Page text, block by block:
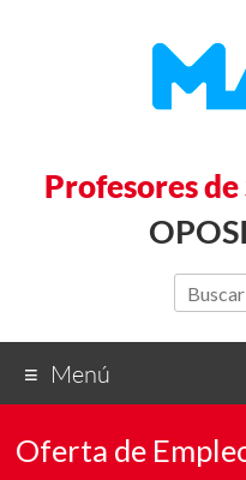
Profesores de
Menú
Oferta de